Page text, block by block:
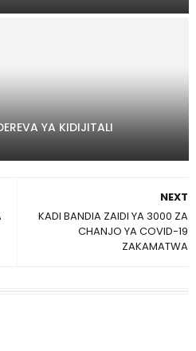
YA KIDIJITALI
NEXT
KADI BANDIA ZAIDI YA 3000 ZA
CHANJO YA COVID-19
ZAKAMATWA